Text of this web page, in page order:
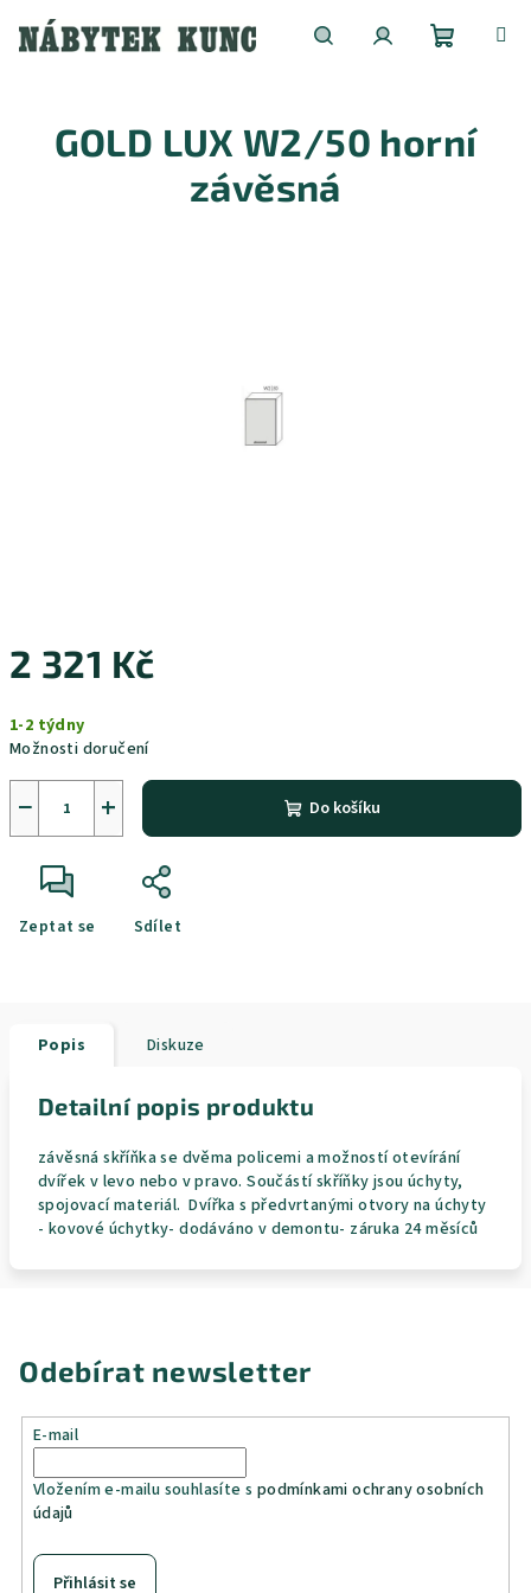
obsah
košík
2 321 Kč
cena:
1-2 týdny
Možnosti doručení
+
− Do košíku
Zeptat se Sdílet
GOLD LUX W2/50 horní
závěsná
Popis Diskuze
Detailní popis produktu
závěsná skříňka se dvěma policemi a možností otevírání
dvířek v levo nebo v pravo. Součástí skříňky jsou úchyty,
spojovací materiál. Dvířka s předvrtanými otvory na úchyty
- kovové úchytky- dodáváno v demontu- záruka 24 měsíců
Odebírat newsletter
E-mail
Vložením e-mailu souhlasíte s podmínkami ochrany osobních
údajů
Přihlásit se